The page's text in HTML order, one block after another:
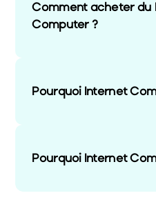
Comment acheter du
Computer ?
Pourquoi Internet
Pourquoi Internet